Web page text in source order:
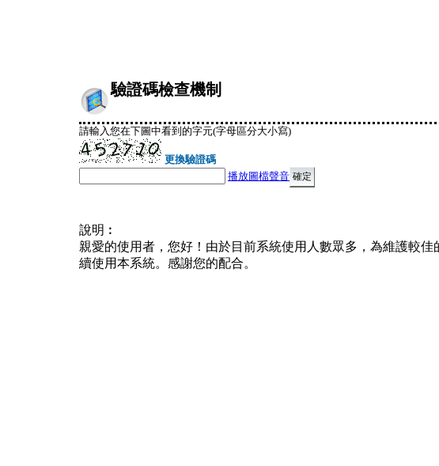
驗證碼檢查機制
請輸入您在下圖中看到的字元(字母區分大小寫)
更換驗證碼
播放圖檔聲音
說明︰
親愛的使用者，您好！由於目前系統使用人數眾多，為維護較
續使用本系統。感謝您的配合。